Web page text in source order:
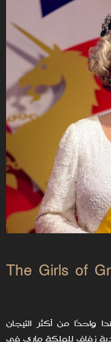
The Girls of
واحدًا من أكثر التيجان